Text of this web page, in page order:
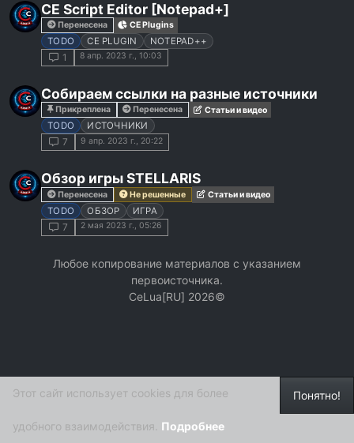
CE Script Editor [Notepad+]
Перенесена CE Plugins
TODO CE PLUGIN NOTEPAD++
1 8 апр. 2023 г., 10:03
Собираем ссылки на разные источники
Прикреплена Перенесена Статьи и видео
TODO ИСТОЧНИКИ
7 9 апр. 2023 г., 20:22
Обзор игры STELLARIS
Перенесена Не решенные Статьи и видео
TODO ОБЗОР ИГРА
7 2 мая 2023 г., 05:26
Любое копирование материалов с указанием
первоисточника.
СeLua[RU] 2026©
Понятно!
Этот сайт использует cookies для более
удобного взаимодействия. Подробнее